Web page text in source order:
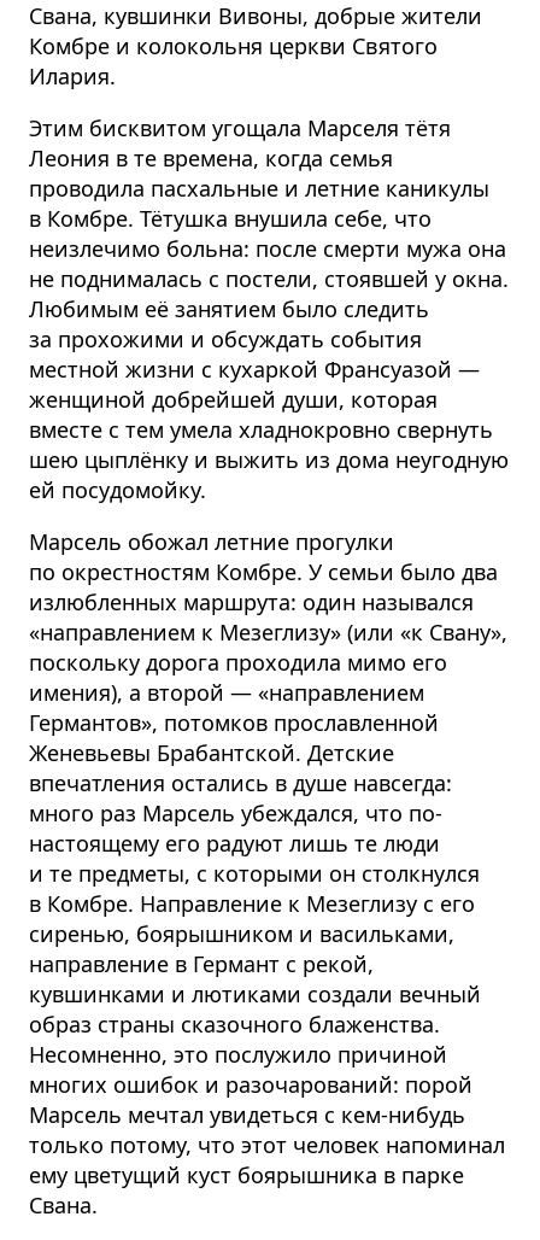
Свана, кувшинки Вивоны, добрые жители
Комбре и колокольня церкви Святого
Илария.
Этим бисквитом угощала Марселя тётя
Леония в те времена, когда семья
проводила пасхальные и летние каникулы
в Комбре. Тётушка внушила себе, что
неизлечимо больна: после смерти мужа она
не поднималась с постели, стоявшей у окна.
Любимым её занятием было следить
за прохожими и обсуждать события
местной жизни с кухаркой Франсуазой —
женщиной добрейшей души, которая
вместе с тем умела хладнокровно свернуть
шею цыплёнку и выжить из дома неугодную
ей посудомойку.
Марсель обожал летние прогулки
по окрестностям Комбре. У семьи было два
излюбленных маршрута: один назывался
«направлением к Мезеглизу» (или «к Свану»,
поскольку дорога проходила мимо его
имения), а второй — «направлением
Германтов», потомков прославленной
Женевьевы Брабантской. Детские
впечатления остались в душе навсегда:
много раз Марсель убеждался, что по-
настоящему его радуют лишь те люди
и те предметы, с которыми он столкнулся
в Комбре. Направление к Мезеглизу с его
сиренью, боярышником и васильками,
направление в Германт с рекой,
кувшинками и лютиками создали вечный
образ страны сказочного блаженства.
Несомненно, это послужило причиной
многих ошибок и разочарований: порой
Марсель мечтал увидеться с кем-нибудь
только потому, что этот человек напоминал
ему цветущий куст боярышника в парке
Свана.